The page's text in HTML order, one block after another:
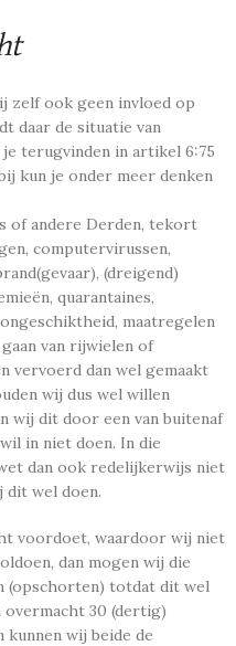
zelf ook geen invloed op
daar de situatie van
je terugvinden in artikel 6:75
kun je onder meer denken
of andere Derden, tekort
computervirussen,
(dreigend)
quarantaines,
maatregelen
van rijwielen of
vervoerd dan wel gemaakt
wij dus wel willen
wij dit door een van buitenaf
in niet doen. In die
dan ook redelijkerwijs niet
dit wel doen.
voordoet, waardoor wij niet
dan mogen wij die
(opschorten) totdat dit wel
overmacht 30 (dertig)
kunnen wij beide de